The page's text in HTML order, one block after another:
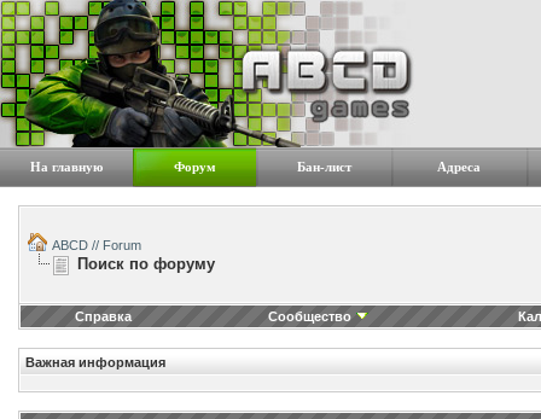
На главную Форум Бан-лист Адреса
ABCD // Forum
Поиск по форуму
Справка Сообщество
Важная информация